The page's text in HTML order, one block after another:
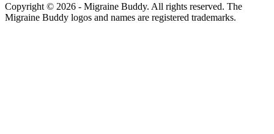
Copyright © 2026 - Migraine Buddy. All rights reserved. The
Migraine Buddy logos and names are registered trademarks.